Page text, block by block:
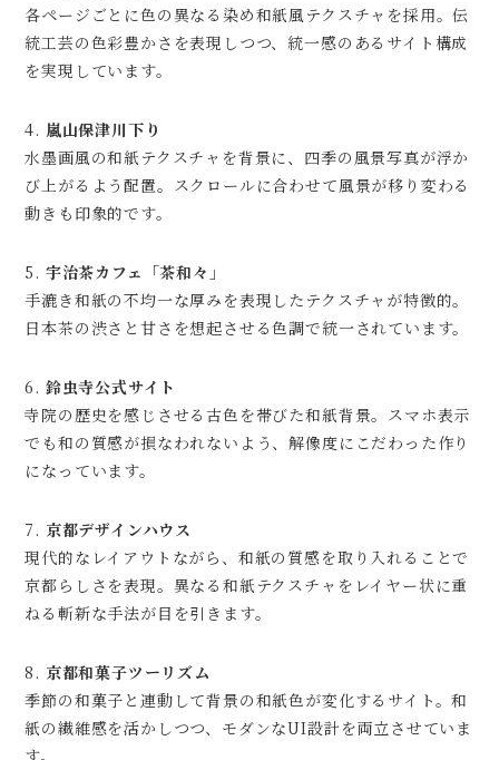
各ページごとに色の異なる染め和紙風テクスチャを採用。伝
統工芸の色彩豊かさを表現しつつ、統一感のあるサイト構成
を実現しています。
4. 嵐山保津川下り
水墨画風の和紙テクスチャを背景に、四季の風景写真が浮か
び上がるよう配置。スクロールに合わせて風景が移り変わる
動きも印象的です。
5. 宇治茶カフェ「茶和々」
手漉き和紙の不均一な厚みを表現したテクスチャが特徴的。
日本茶の渋さと甘さを想起させる色調で統一されています。
6. 鈴虫寺公式サイト
寺院の歴史を感じさせる古色を帯びた和紙背景。スマホ表示
でも和の質感が損なわれないよう、解像度にこだわった作り
になっています。
7. 京都デザインハウス
現代的なレイアウトながら、和紙の質感を取り入れることで
京都らしさを表現。異なる和紙テクスチャをレイヤー状に重
ねる斬新な手法が目を引きます。
8. 京都和菓子ツーリズム
季節の和菓子と連動して背景の和紙色が変化するサイト。和
紙の繊維感を活かしつつ、モダンなUI設計を両立させていま